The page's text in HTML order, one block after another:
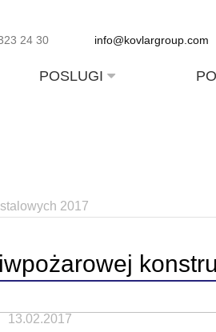
24 30 info@kovlargroup.com
POSLUGI
2017
13.02.2017